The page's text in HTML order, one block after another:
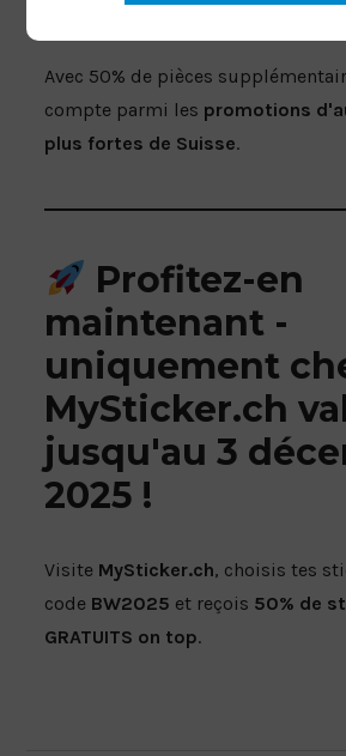
Avec 50% de pièces
compte parmi les promotions
plus fortes de Suisse.
Profitez-en
maintenant -
uniquement
MySticker.ch
jusqu'au 3
2025 !
Visite MySticker.ch, choisis tes
code BW2025 et reçois 50% de
GRATUITS on top.